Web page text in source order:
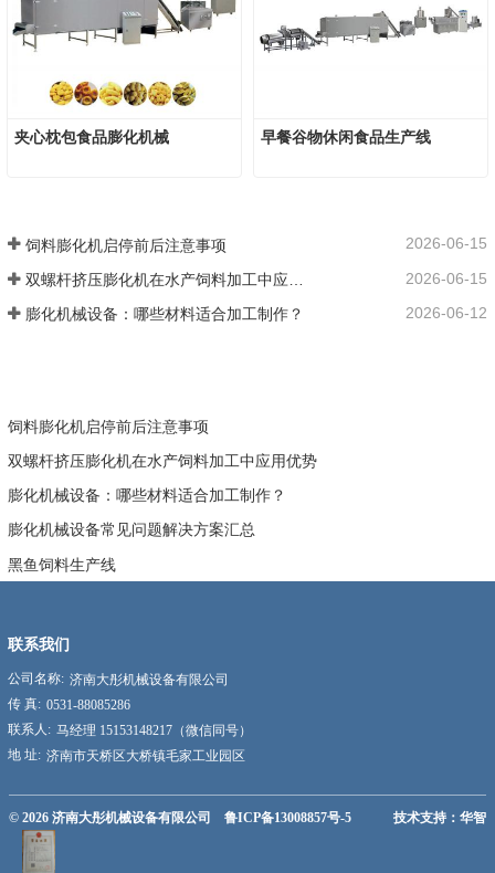
夹心枕包食品膨化机械 早餐谷物休闲食品生产线
饲料膨化机启停前后注意事项 2026-06-15
2026-06-15
膨化机械设备：哪些材料适合加工制作？ 2026-06-12
饲料膨化机启停前后注意事项
双螺杆挤压膨化机在水产饲料加工中应用优势
膨化机械设备：哪些材料适合加工制作？
膨化机械设备常见问题解决方案汇总
黑鱼饲料生产线
联系我们
公司名称: 济南大彤机械设备有限公司
传 真: 0531-88085286
联系人: 马经理 15153148217（微信同号）
地 址: 济南市天桥区大桥镇毛家工业园区
© 2026 济南大彤机械设备有限公司 技术支持：华智
鲁ICP备13008857号-5